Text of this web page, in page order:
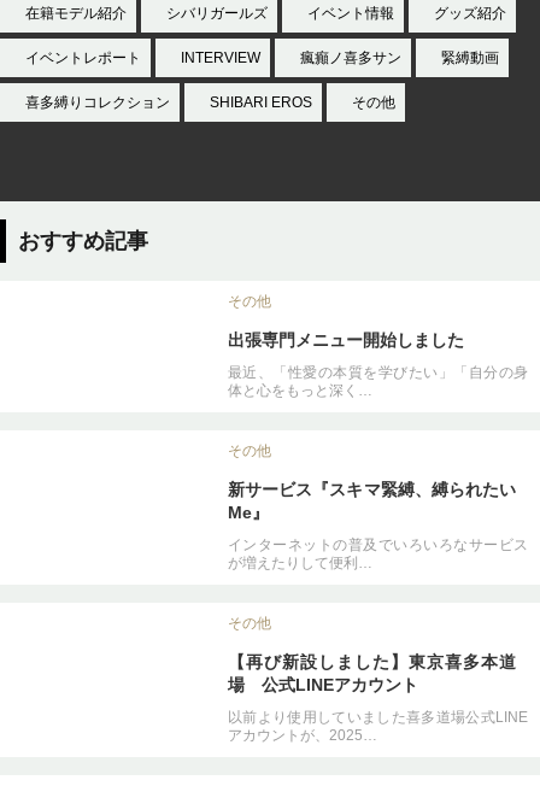
在籍モデル紹介 シバリガールズ イベント情報 グッズ紹介
イベントレポート INTERVIEW 瘋癲ノ喜多サン 緊縛動画
喜多縛りコレクション SHIBARI EROS その他
おすすめ記事
その他
出張専門メニュー開始しました
最近、「性愛の本質を学びたい」「自分の身
体と心をもっと深く…
その他
新サービス『スキマ緊縛、縛られたい
Me』
インターネットの普及でいろいろなサービス
が増えたりして便利…
その他
【再び新設しました】東京喜多本道
場 公式LINEアカウント
以前より使用していました喜多道場公式LINE
アカウントが、2025…